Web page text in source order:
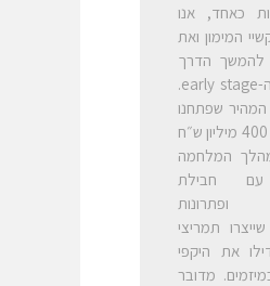
כאחד, אנו
המימון ואת
להמשך הדרך
של חברות ה-early stage.
שפתחנו
בתקציב של 400 מיליון ש״ח
המלחמה
עם חבילת
ופתרונות
תמריצי
את היקפי
מדובר